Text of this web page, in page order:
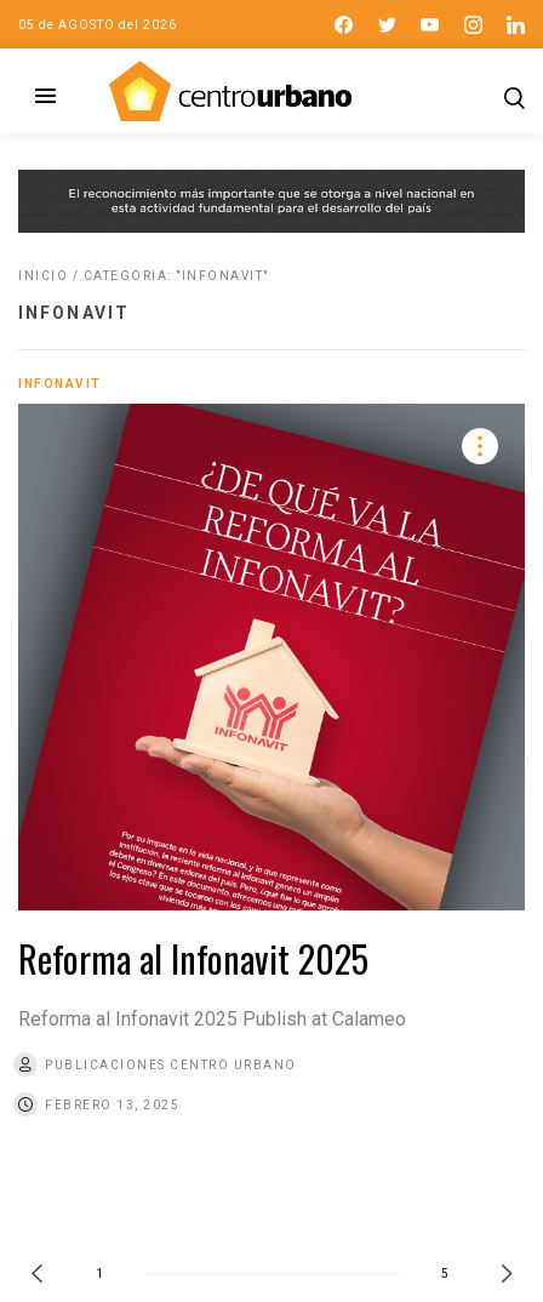
05 de AGOSTO del 2026
INICIO / CATEGORIA: "INFONAVIT"
INFONAVIT
INFONAVIT
Reforma al Infonavit 2025
Reforma al Infonavit 2025 Publish at Calameo
PUBLICACIONES CENTRO URBANO
FEBRERO 13, 2025
1 5